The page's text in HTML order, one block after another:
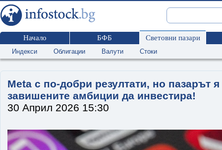
Начало БФБ Световни пазари
Индекси Облигации Валути Стоки
Meta с по-добри резултати, но пазарът
завишените амбиции да инвестира!
30 Април 2026 15:30